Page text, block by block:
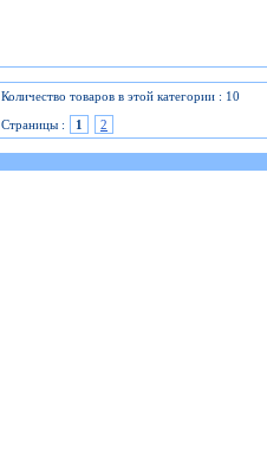
Количество товаров в этой категории : 10
Страницы :
1 2